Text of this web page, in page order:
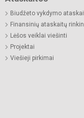
Biudžeto vykdymo
Finansinių ataskaitų
Lėšos veiklai viešinti
Projektai
Viešieji pirkimai